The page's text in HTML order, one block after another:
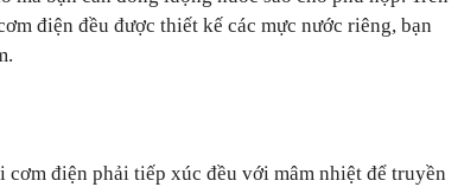
điện đều được thiết kế các mực nước riêng, bạn
điện phải tiếp xúc đều với mâm nhiệt để truyền